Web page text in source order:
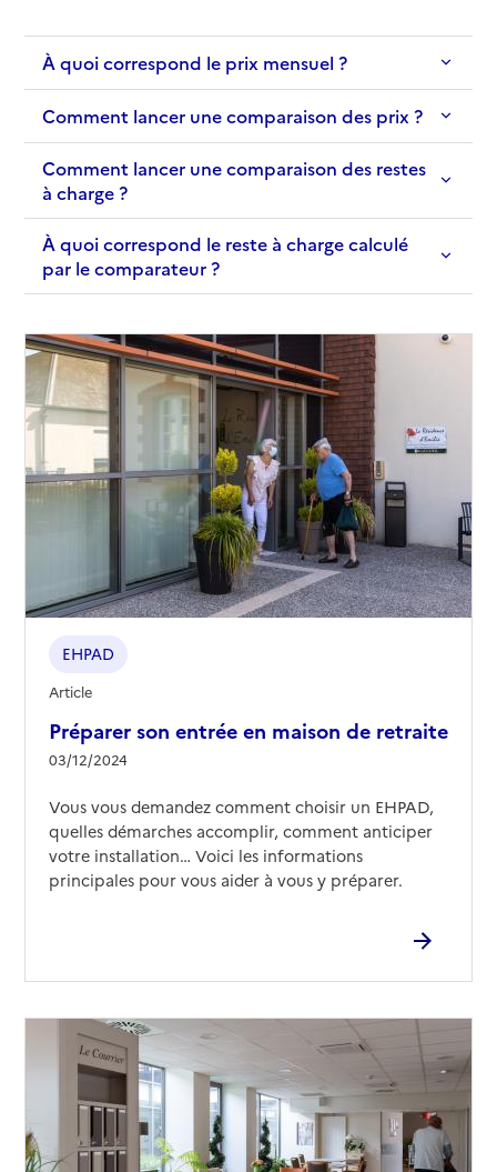
Source des données : Finess n° 310782461
Mis à jour le : 06/02/2026
À quoi correspond le prix mensuel ?
Comment lancer une comparaison des prix ?
Comment lancer une comparaison des restes
à charge ?
À quoi correspond le reste à charge calculé
par le comparateur ?
Préparer son entrée en maison de retraite
03/12/2024
EHPAD
Article
Vous vous demandez comment choisir un EHPAD,
quelles démarches accomplir, comment anticiper
votre installation… Voici les informations
principales pour vous aider à vous y préparer.